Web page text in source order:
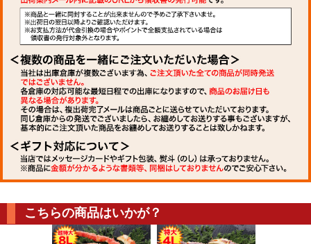
こちらの商品はいかが？